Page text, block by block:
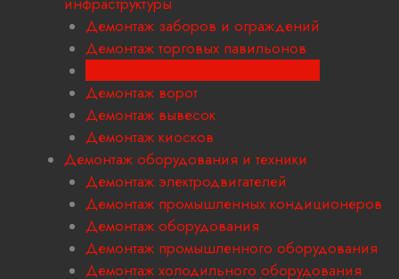
Демонтаж заборов и ограждений
Демонтаж торговых павильонов
Демонтаж ворот
Демонтаж вывесок
Демонтаж киосков
Демонтаж оборудования и техники
Демонтаж электродвигателей
Демонтаж промышленных кондиционеров
Демонтаж оборудования
Демонтаж промышленного оборудования
Демонтаж холодильного оборудования